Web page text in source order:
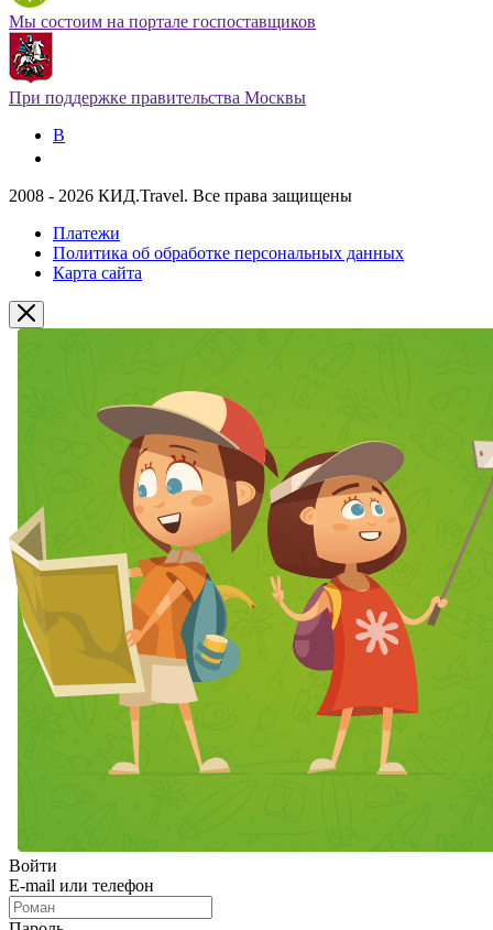
Мы состоим на портале госпоставщиков
При поддержке правительства Москвы
В
2008 - 2026 КИД.Travel. Все права защищены
Платежи
Политика об обработке персональных данных
Карта сайта
Войти
E-mail или телефон